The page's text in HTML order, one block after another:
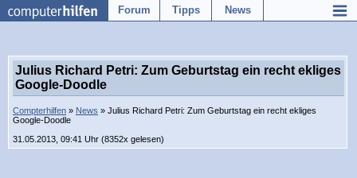
Forum Tipps News
Julius Richard Petri: Zum Geburtstag ein recht ekliges
Google-Doodle
Compterhilfen » News » Julius Richard Petri: Zum Geburtstag ein recht ekliges
Google-Doodle
31.05.2013, 09:41 Uhr (8352x gelesen)